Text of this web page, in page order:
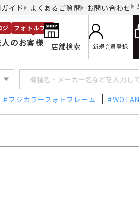
イド よくあるご質問 お問い合わせ
のお客様
ジ フォトルプロ
店舗検索 新規会員登録
フジカラーフォトフレーム